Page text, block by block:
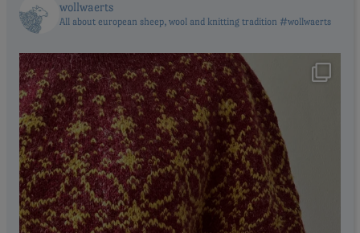
wollwaerts
All about european sheep, wool and knitting tradition #wollwaerts